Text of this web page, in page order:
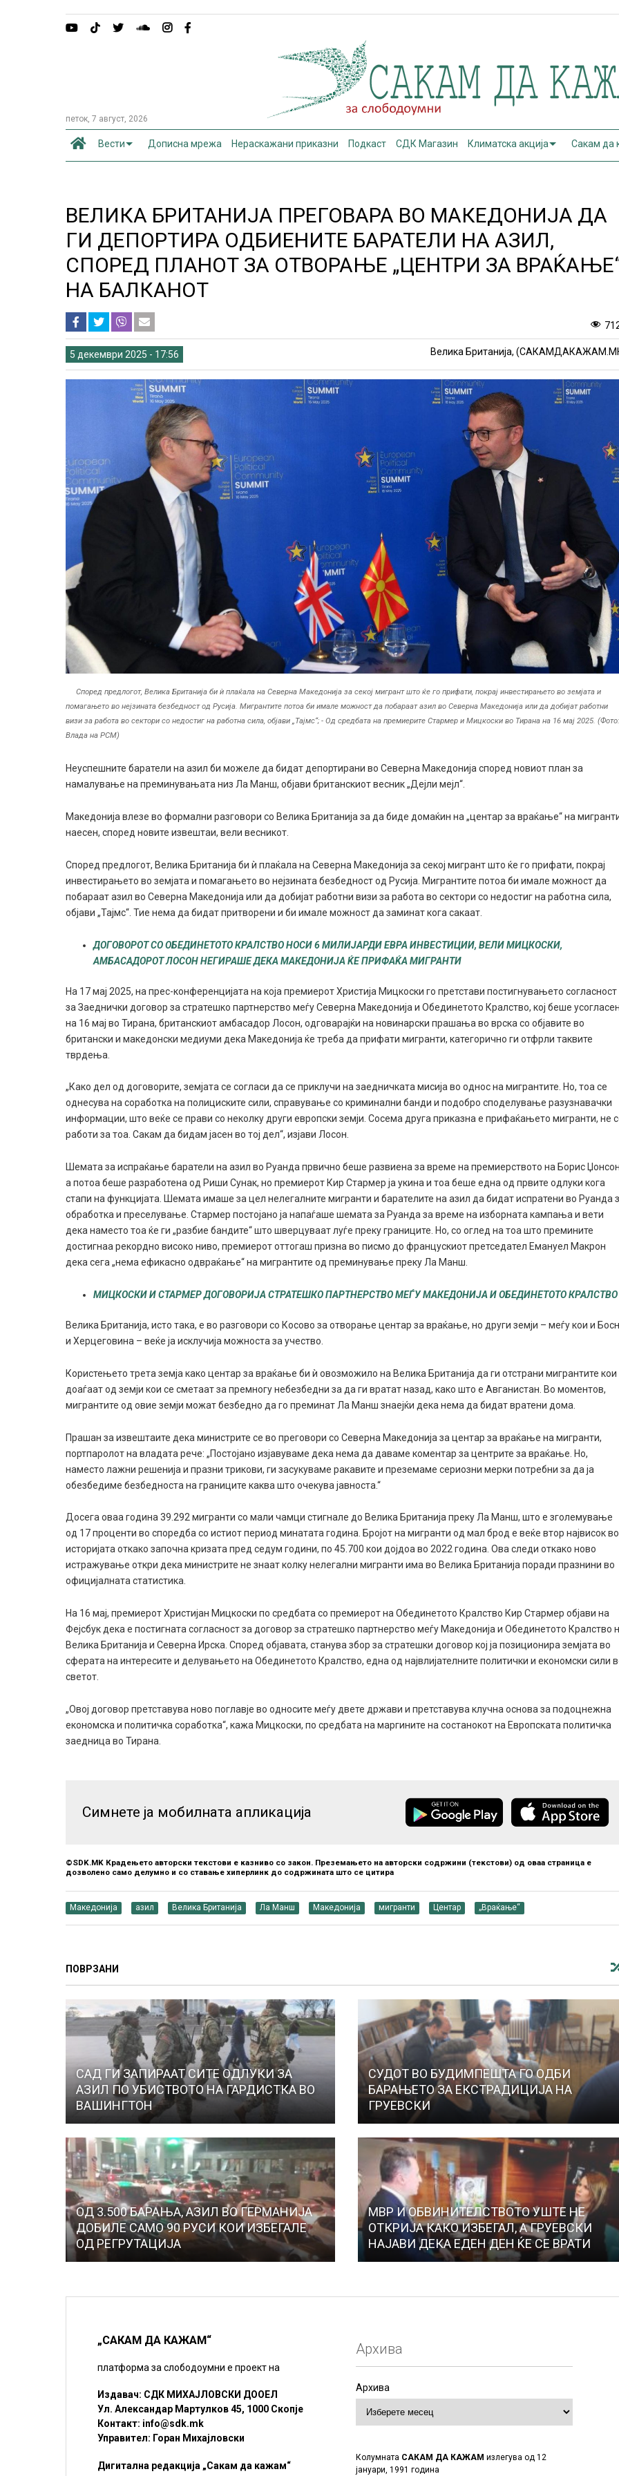
петок, 7 август, 2026
Вести Дописна мрежа Нераскажани приказни Подкаст СДК Магазин Климатска акција Сакам да
ВЕЛИКА БРИТАНИЈА ПРЕГОВАРА ВО МАКЕДОНИЈА ДА
ГИ ДЕПОРТИРА ОДБИЕНИТЕ БАРАТЕЛИ НА АЗИЛ,
СПОРЕД ПЛАНОТ ЗА ОТВОРАЊЕ „ЦЕНТРИ ЗА
НА БАЛКАНОТ
5 декември 2025 - 17:56 Велика Британија,
Според предлогот, Велика Британија би ѝ плаќала на Северна Македонија за секој мигрант што ќе го прифати, покрај инвестирањето во земјата и
помагањето во нејзината безбедност од Русија. Мигрантите потоа би имале можност да побараат азил во Северна Македонија или да добијат работни
визи за работа во сектори со недостиг на работна сила, објави „Тајмс“; - Од средбата на премиерите Стармер и Мицкоски во Тирана на 16 мај 2025.
Влада на РСМ)
Неуспешните баратели на азил би можеле да бидат депортирани во Северна Македонија според новиот план за
намалување на преминувањата низ Ла Манш, објави британскиот весник „Дејли мејл“.
Македонија влезе во формални разговори со Велика Британија за да биде домаќин на „центар за враќање“ на
наесен, според новите извештаи, вели весникот.
Според предлогот, Велика Британија би ѝ плаќала на Северна Македонија за секој мигрант што ќе го прифати, покрај
инвестирањето во земјата и помагањето во нејзината безбедност од Русија. Мигрантите потоа би имале можност да
побараат азил во Северна Македонија или да добијат работни визи за работа во сектори со недостиг на работна сила,
објави „Тајмс“. Тие нема да бидат притворени и би имале можност да заминат кога сакаат.
ДОГОВОРОТ СО ОБЕДИНЕТОТО КРАЛСТВО НОСИ 6 МИЛИЈАРДИ ЕВРА ИНВЕСТИЦИИ, ВЕЛИ МИЦКОСКИ,
АМБАСАДОРОТ ЛОСОН НЕГИРАШЕ ДЕКА МАКЕДОНИЈА ЌЕ ПРИФАЌА МИГРАНТИ
На 17 мај 2025, на прес-конференцијата на која премиерот Христија Мицкоски го претстави постигнувањето согласност
за Заеднички договор за стратешко партнерство меѓу Северна Македонија и Обединетото Кралство, кој беше
на 16 мај во Тирана, британскиот амбасадор Лосон, одговарајќи на новинарски прашања во врска со објавите во
британски и македонски медиуми дека Македонија ќе треба да прифати мигранти, категорично ги отфрли таквите
тврдења.
„Како дел од договорите, земјата се согласи да се приклучи на заедничката мисија во однос на мигрантите. Но, тоа се
однесува на соработка на полициските сили, справување со криминални банди и подобро споделување разузнавачки
информации, што веќе се прави со неколку други европски земји. Сосема друга приказна е прифаќањето мигранти, не
работи за тоа. Сакам да бидам јасен во тој дел“, изјави Лосон.
Шемата за испраќање баратели на азил во Руанда првично беше развиена за време на премиерството на Борис
а потоа беше разработена од Риши Сунак, но премиерот Кир Стармер ја укина и тоа беше една од првите одлуки кога
стапи на функцијата. Шемата имаше за цел нелегалните мигранти и барателите на азил да бидат испратени во Руанда
обработка и преселување. Стармер постојано ја напаѓаше шемата за Руанда за време на изборната кампања и вети
дека наместо тоа ќе ги „разбие бандите“ што шверцуваат луѓе преку границите. Но, со оглед на тоа што премините
достигнаа рекордно високо ниво, премиерот оттогаш призна во писмо до францускиот претседател Емануел Макрон
дека сега „нема ефикасно одвраќање“ на мигрантите од преминување преку Ла Манш.
МИЦКОСКИ И СТАРМЕР ДОГОВОРИЈА СТРАТЕШКО ПАРТНЕРСТВО МЕЃУ МАКЕДОНИЈА И ОБЕДИНЕТОТО КРАЛСТВО
Велика Британија, исто така, е во разговори со Косово за отворање центар за враќање, но други земји – меѓу кои и
и Херцеговина – веќе ја исклучија можноста за учество.
Користењето трета земја како центар за враќање би ѝ овозможило на Велика Британија да ги отстрани мигрантите кои
доаѓаат од земји кои се сметаат за премногу небезбедни за да ги вратат назад, како што е Авганистан. Во моментов,
мигрантите од овие земји можат безбедно да го преминат Ла Манш знаејќи дека нема да бидат вратени дома.
Прашан за извештаите дека министрите се во преговори со Северна Македонија за центар за враќање на мигранти,
портпаролот на владата рече: „Постојано изјавуваме дека нема да даваме коментар за центрите за враќање. Но,
наместо лажни решенија и празни трикови, ги засукуваме ракавите и преземаме сериозни мерки потребни за да ја
обезбедиме безбедноста на границите каква што очекува јавноста.“
Досега оваа година 39.292 мигранти со мали чамци стигнале до Велика Британија преку Ла Манш, што е зголемување
од 17 проценти во споредба со истиот период минатата година. Бројот на мигранти од мал брод е веќе втор највисок во
историјата откако започна кризата пред седум години, по 45.700 кои дојдоа во 2022 година. Ова следи откако ново
истражување откри дека министрите не знаат колку нелегални мигранти има во Велика Британија поради празнини во
официјалната статистика.
На 16 мај, премиерот Христијан Мицкоски по средбата со премиерот на Обединетото Кралство Кир Стармер објави на
Фејсбук дека е постигната согласност за договор за стратешко партнерство меѓу Македонија и Обединетото Кралство
Велика Британија и Северна Ирска. Според објавата, станува збор за стратешки договор кој ја позиционира земјата во
сферата на интересите и делувањето на Обединетото Кралство, една од највлијателните политички и економски сили
светот.
„Овој договор претставува ново поглавје во односите меѓу двете држави и претставува клучна основа за подоцнежна
економска и политичка соработка“, кажа Мицкоски, по средбата на маргините на состанокот на Европската политичка
заедница во Тирана.
Симнете ја мобилната апликација
©SDK.MK Крадењето авторски текстови е казниво со закон. Преземањето на авторски содржини (текстови) од оваа страница е
дозволено само делумно и со ставање хиперлинк до содржината што се цитира
Македонија азил Велика Британија Ла Манш Македонија мигранти Центар „Враќање“
ПОВРЗАНИ
САД ГИ ЗАПИРААТ СИТЕ ОДЛУКИ ЗА
АЗИЛ ПО УБИСТВОТО НА ГАРДИСТКА ВО
ВАШИНГТОН
СУДОТ ВО БУДИМПЕШТА ГО ОДБИ
БАРАЊЕТО ЗА ЕКСТРАДИЦИЈА НА
ГРУЕВСКИ
ОД 3.500 БАРАЊА, АЗИЛ ВО ГЕРМАНИЈА
ДОБИЛЕ САМО 90 РУСИ КОИ ИЗБЕГАЛЕ
ОД РЕГРУТАЦИЈА
МВР И ОБВИНИТЕЛСТВОТО УШТЕ НЕ
ОТКРИЈА КАКО ИЗБЕГАЛ, А ГРУЕВСКИ
НАЈАВИ ДЕКА ЕДЕН ДЕН ЌЕ СЕ ВРАТИ
„САКАМ ДА КАЖАМ“
платформа за слободоумни е проект на
Издавач: СДК МИХАЈЛОВСКИ ДООЕЛ
Ул. Александар Мартулков 45, 1000 Скопје
Контакт: info@sdk.mk
Управител: Горан Михајловски
Дигитална редакција „Сакам да кажам“
Архива
Архива
Колумната САКАМ ДА КАЖАМ излегува од 12
јануари, 1991 година